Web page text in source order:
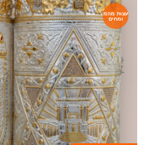
עצות מהמ
ומחים